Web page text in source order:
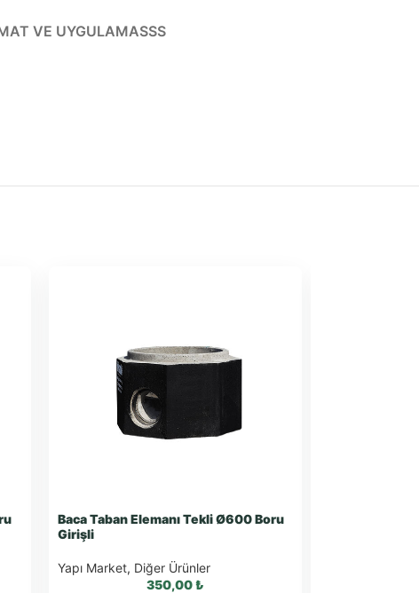
VE UYGULAMASSS
Baca Taban Elemanı Tekli Ø600 Boru
Girişli
Yapı Market, Diğer Ürünler
350,00₺